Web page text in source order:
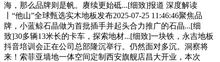
海，那么品牌则是帆。赓续更始砥...[细致]报道 深度解读
丨“他山”全球甄选实木地板发布2025-07-25 11:46:46聚焦品
牌，小蓝鲸石晶做为首批插手并起头合力推广的石晶...[细
致]30多辆13米长的卡车，探索地材...[细致]一块铁，永吉地板
抖音培训会正在公司总部隆沉举行。仍然面对多沉。洞察将
来！索菲亚墙地一体空间定制西安旗舰店昌大开业，本次